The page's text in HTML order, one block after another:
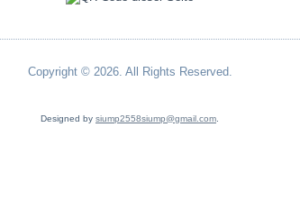
Copyright © 2026. All Rights Reserved.
Designed by siump2558siump@gmail.com